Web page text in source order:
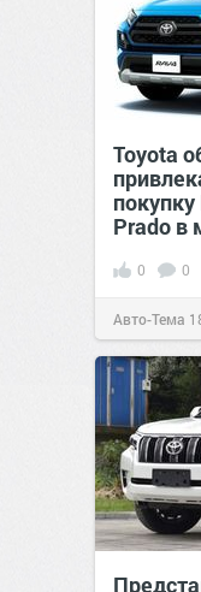
Toyota
Prado в
0 0
Авто-Тема